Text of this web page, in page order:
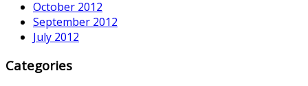
October 2012
September 2012
July 2012
Categories